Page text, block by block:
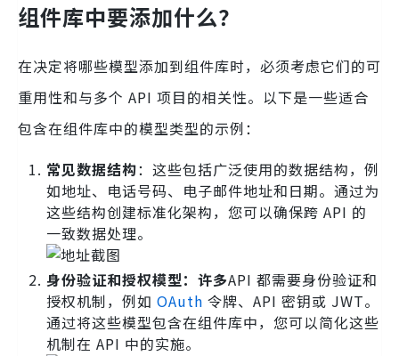
组件库中要添加什么？
在决定将哪些模型添加到组件库时，必须考虑它们的可
重用性和与多个 API 项目的相关性。以下是一些适合
包含在组件库中的模型类型的示例：
常见数据结构：这些包括广泛使用的数据结构，例
如地址、电话号码、电子邮件地址和日期。通过为
这些结构创建标准化架构，您可以确保跨 API 的
一致数据处理。
身份验证和授权模型：许多API 都需要身份验证和
授权机制，例如 OAuth 令牌、API 密钥或 JWT。
通过将这些模型包含在组件库中，您可以简化这些
机制在 API 中的实施。